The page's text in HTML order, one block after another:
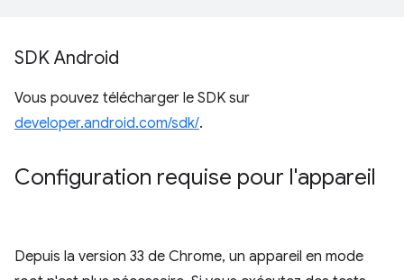
SDK Android
Vous pouvez télécharger le SDK sur
developer.android.com/sdk/.
Configuration requise pour l'appareil
Depuis la version 33 de Chrome, un appareil en mode